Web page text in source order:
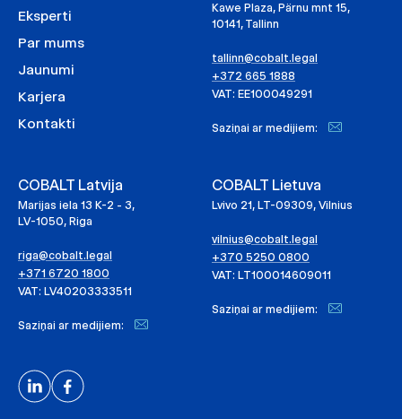
Eksperti
Par mums
Jaunumi
Karjera
Kontakti
Kawe Plaza, Pärnu mnt 15,
10141, Tallinn
tallinn@cobalt.legal
+372 665 1888
VAT: EE100049291
Saziņai ar medijiem:
COBALT Latvija
Marijas iela 13 K-2 - 3,
LV-1050, Riga
riga@cobalt.legal
+371 6720 1800
VAT: LV40203333511
Saziņai ar medijiem:
COBALT Lietuva
Lvivo 21, LT-09309, Vilnius
vilnius@cobalt.legal
+370 5250 0800
VAT: LT100014609011
Saziņai ar medijiem: